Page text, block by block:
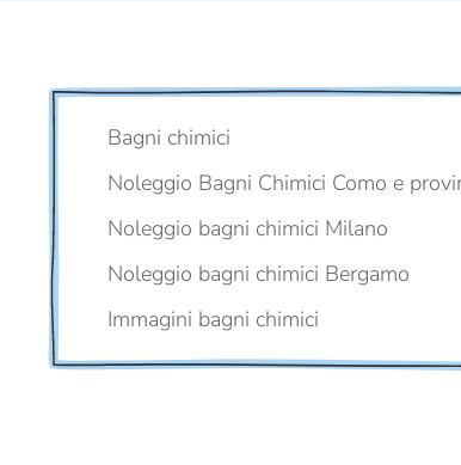
Bagni chimici
Noleggio Bagni Chimici Como e
Noleggio bagni chimici Milano
Noleggio bagni chimici Bergamo
Immagini bagni chimici